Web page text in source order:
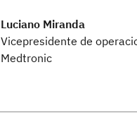
Luciano Miranda
Vicepresidente de
Medtronic